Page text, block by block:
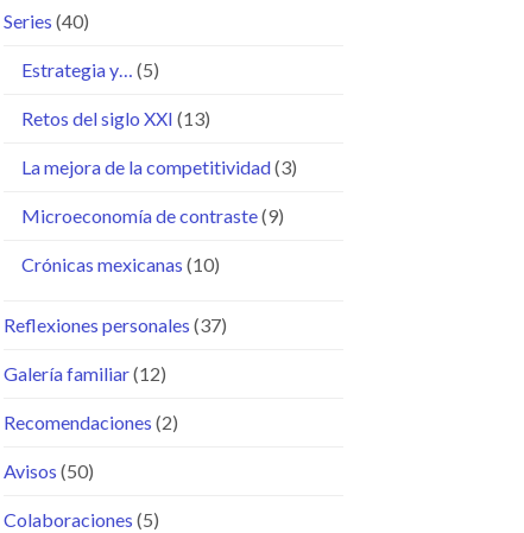
Series (40)
Estrategia y… (5)
Retos del siglo XXI (13)
La mejora de la competitividad(3)
Microeconomía de contraste(9)
Crónicas mexicanas (10)
Reflexiones personales (37)
Galería familiar(12)
Recomendaciones (2)
Avisos (50)
Colaboraciones (5)